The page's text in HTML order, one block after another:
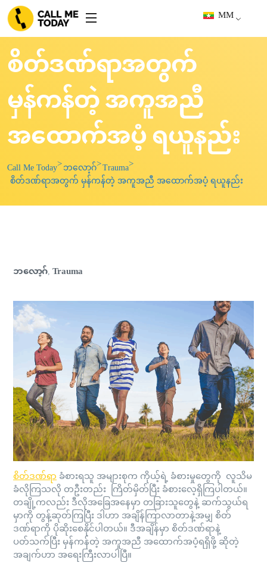
MM
စိတ်ဒဏ်ရာအတွက်
မှန်ကန်တဲ့ အကူအညီ
အထောက်အပံ့ ရယူနည်း
Call Me Today ဘလော့ဂ် Trauma
စိတ်ဒဏ်ရာအတွက် မှန်ကန်တဲ့ အကူအညီ အထောက်အပံ့ ရယူနည်း
ဘလော့ဂ်,Trauma
စိတ်ဒဏ်ရာခံစားရသူ အများစုက ကိုယ့်ရဲ့ ခံစားမှုတွေကို လူသိမ
ခံလိုကြသလို တဦးတည်း ကြိတ်မှိတ်ပြီး ခံစားလေ့ရှိကြပါတယ်။
တချို့ကလည်း ဒီလိုအခြေအနေမှာ တခြားသူတွေနဲ့ ဆက်သွယ်ရ
မှာကို တွန့်ဆုတ်ကြပြီး ဒါဟာ အချိန်ကြာလာတာနဲ့အမျှ စိတ်
ဒဏ်ရာကို ပိုဆိုးစေနိုင်ပါတယ်။ ဒီအချိန်မှာ စိတ်ဒဏ်ရာနဲ့
ပတ်သက်ပြီး မှန်ကန်တဲ့ အကူအညီ အထောက်အပံ့ရရှိဖို့ ဆိုတဲ့
အချက်ဟာ အရေးကြီးလာပါပြီ။